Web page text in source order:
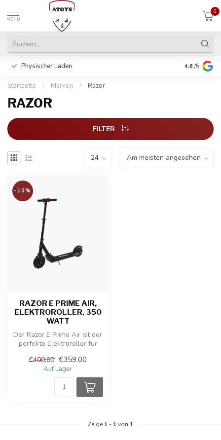
MENU
0
Physischer Laden In 3 Raten
4.6 /5
Startseite / Marken / Razor
RAZOR
FILTER
-10%
RAZOR E PRIME AIR,
ELEKTROROLLER, 350
WATT
Der Razor E Prime Air ist der
perfekte Elektroroller für
€400,00 €359,00
Auf Lager
Zeige 1 - 1von 1